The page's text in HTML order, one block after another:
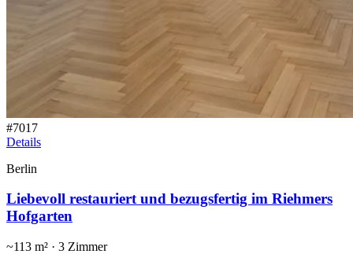
#7017
Details
Berlin
Liebevoll restauriert und bezugsfertig im Riehmers
Hofgarten
~113 m² · 3 Zimmer